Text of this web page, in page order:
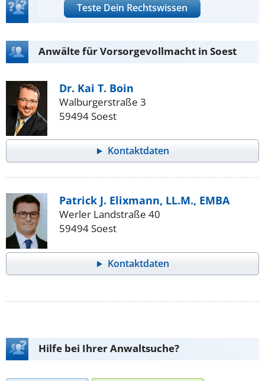
Teste Dein Rechtswissen
Anwälte für Vorsorgevollmacht in Soest
Dr. Kai T. Boin
Walburgerstraße 3
59494 Soest
Kontaktdaten
Patrick J. Elixmann, LL.M., EMBA
Werler Landstraße 40
59494 Soest
Kontaktdaten
Hilfe bei Ihrer Anwaltsuche?